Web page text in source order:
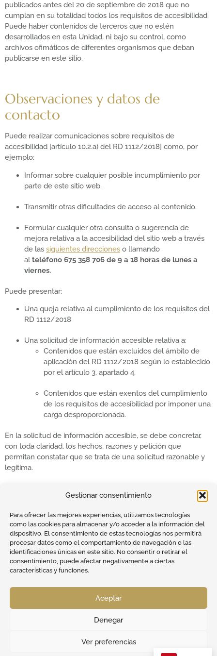
Gestionar consentimiento
Para ofrecer las mejores experiencias, utilizamos tecnologías
como las cookies para almacenar y/o acceder a la información del
dispositivo. El consentimiento de estas tecnologías nos permitirá
procesar datos como el comportamiento de navegación o las
identificaciones únicas en este sitio. No consentir o retirar el
consentimiento, puede afectar negativamente a ciertas
características y funciones.
Aceptar
Denegar
Ver preferencias
publicados antes del 20 de septiembre de 2018 que no
cumplan en su totalidad todos los requisitos de accesibilidad.
Puede haber contenidos de terceros que no estén
desarrollados en esta Unidad, ni bajo su control, como
archivos ofimáticos de diferentes organismos que deban
publicarse en este sitio.
Observaciones y datos de
contacto
Puede realizar comunicaciones sobre requisitos de
accesibilidad [artículo 10.2.a) del RD 1112/2018] como, por
ejemplo:
Informar sobre cualquier posible incumplimiento por
parte de este sitio web.
Transmitir otras dificultades de acceso al contenido.
Formular cualquier otra consulta o sugerencia de
mejora relativa a la accesibilidad del sitio web a través
de las siguientes direcciones o llamando
alteléfono 675 358 706 de 9 a 18 horas de lunes a
viernes.
Puede presentar:
Una queja relativa al cumplimiento de los requisitos del
RD 1112/2018
Una solicitud de información accesible relativa a:
Contenidos que están excluidos del ámbito de
aplicación del RD 1112/2018 según lo establecido
por el artículo 3, apartado 4.
Contenidos que están exentos del cumplimiento
de los requisitos de accesibilidad por imponer una
carga desproporcionada.
En la solicitud de información accesible, se debe concretar,
con toda claridad, los hechos, razones y petición que
permitan constatar que se trata de una solicitud razonable y
legítima.
Conoce nuestros caballos de Pura Raza Española
Aviso LegalPolítica de Privacidad
Declaración Accesibilidad
Diseño Web